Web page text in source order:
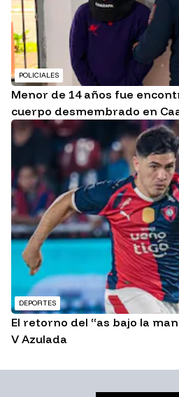
POLICIALES
Menor de 14 años fue
cuerpo desmembrado en
DEPORTES
El retorno del “as bajo la
V Azulada